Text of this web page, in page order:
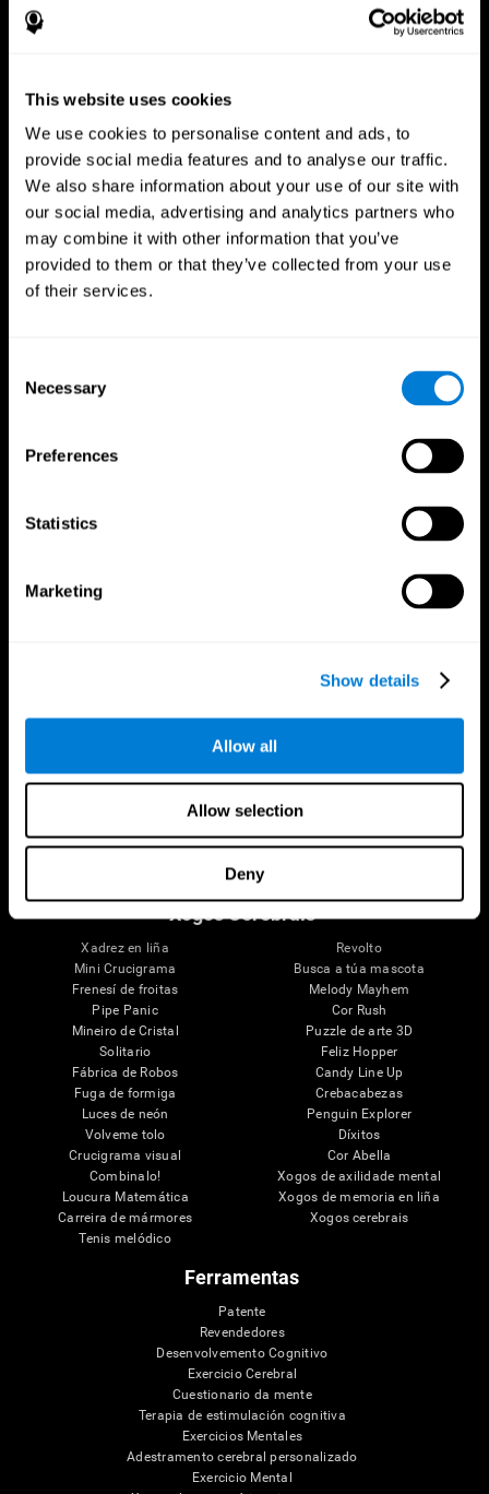
This website uses cookies
We use cookies to personalise content and ads, to
provide social media features and to analyse our traffic.
We also share information about your use of our site with
our social media, advertising and analytics partners who
may combine it with other information that you’ve
provided to them or that they’ve collected from your use
of their services.
Selection
Necessary
Preferences
Statistics
Marketing
Show details
Allow all
Allow selection
Deny
Aplicación CogniFit
Cerebro e Mente
Funcións cerebrais
Memoria
Investigación
Validación de Terapéutica Dixital
Benestar Senior
Estado cognitivo en adultos
Revisión sistemática
Xogos Cerebrais
Xadrez en liña
Mini Crucigrama
Frenesí de froitas
Pipe Panic
Mineiro de Cristal
Solitario
Fábrica de Robos
Fuga de formiga
Luces de neón
Volveme tolo
Crucigrama visual
Combinalo!
Loucura Matemática
Carreira de mármores
Tenis melódico
Revolto
Busca a túa mascota
Melody Mayhem
Cor Rush
Puzzle de arte 3D
Feliz Hopper
Candy Line Up
Crebacabezas
Penguin Explorer
Díxitos
Cor Abella
Xogos de axilidade mental
Xogos de memoria en liña
Xogos cerebrais
Ferramentas
Patente
Revendedores
Desenvolvemento Cognitivo
Exercicio Cerebral
Cuestionario da mente
Terapia de estimulación cognitiva
Exercicios Mentales
Adestramento cerebral personalizado
Exercicio Mental